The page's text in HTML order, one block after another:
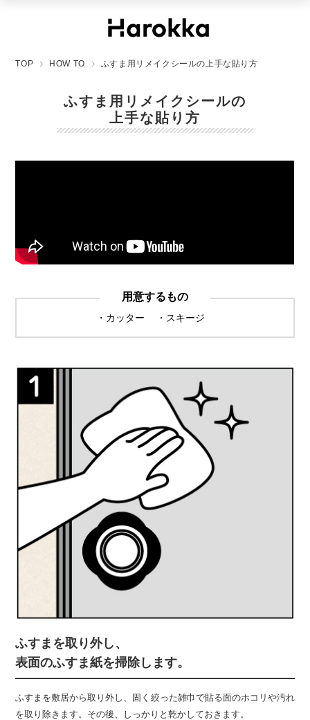
TOP HOW TO ふすま用リメイクシールの上手な貼り方
ふすま用リメイクシールの
上手な貼り方
・カッター ・スキージ
ふすまを取り外し、
表面のふすま紙を掃除します。
ふすまを敷居から取り外し、固く絞った雑巾で貼る面のホコリや汚れ
を取り除きます。その後、しっかりと乾かしておきます。